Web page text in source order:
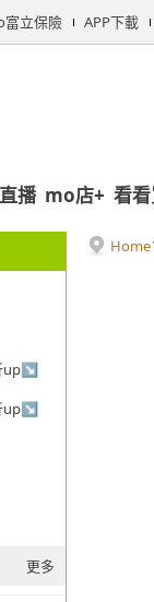
立保險 APP下載
直播 mo店+ 看
up↘
up↘
更多
Home